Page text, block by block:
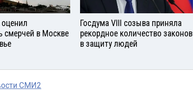
смерчей в Москве
Госдума VIII созыва приняла
рекордное количество законов
в защиту людей
СМИ2